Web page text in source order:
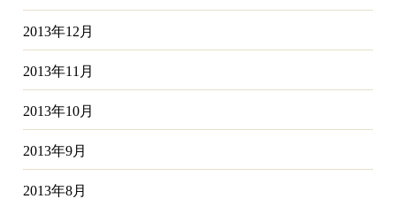
2013年12月
2013年11月
2013年10月
2013年9月
2013年8月